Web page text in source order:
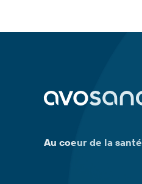
Au coeur de la santé